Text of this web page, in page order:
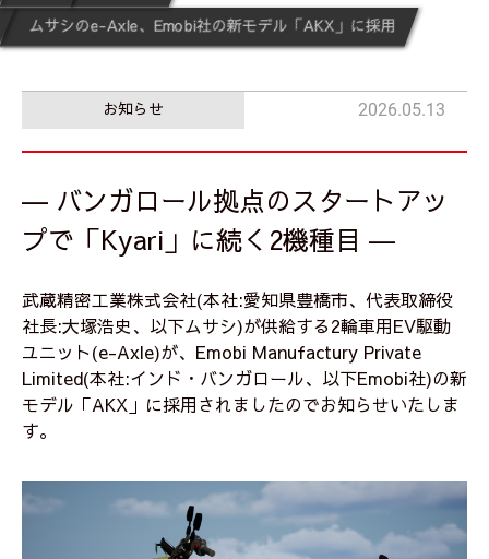
ムサシのe-Axle、Emobi社の新モデル「AKX」に採用
お知らせ 2026.05.13
― バンガロール拠点のスタートアッ
プで「Kyari」に続く2機種目 ―
武蔵精密工業株式会社(本社:愛知県豊橋市、代表取締役
社長:大塚浩史、以下ムサシ)が供給する2輪車用EV駆動
ユニット(e-Axle)が、Emobi Manufactury Private
Limited(本社:インド・バンガロール、以下Emobi社)の新
モデル「AKX」に採用されましたのでお知らせいたしま
す。